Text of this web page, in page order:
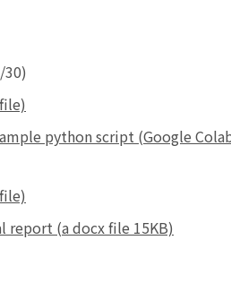
python script (Google
report (a docx file 15KB)